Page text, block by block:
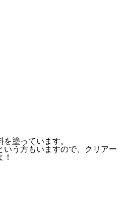
塗っています。
いう方もいますので、クリアー